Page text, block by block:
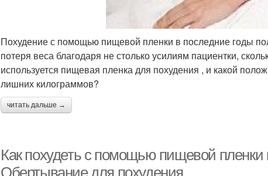
Похудение с помощью пищевой пленки в последние годы
потеря веса благодаря не столько усилиям пациентки,
используется пищевая пленка для похудения , и какой
лишних килограммов?
читать дальше →
Как похудеть с помощью пищевой
Обертывание для похудения